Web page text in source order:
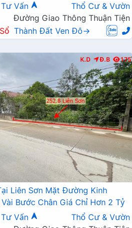
Tư Vấn
Thổ Cư & Vườn
Đường Giao Thông Thuận Tiện
Thành Đất Ven Đô→
K.D Đ.B 175
Liên Sơn Mặt Đường Kinh
Bước Chân Giá Chỉ Hơn 2 Tỷ
Tư Vấn
Thổ Cư & Vườn